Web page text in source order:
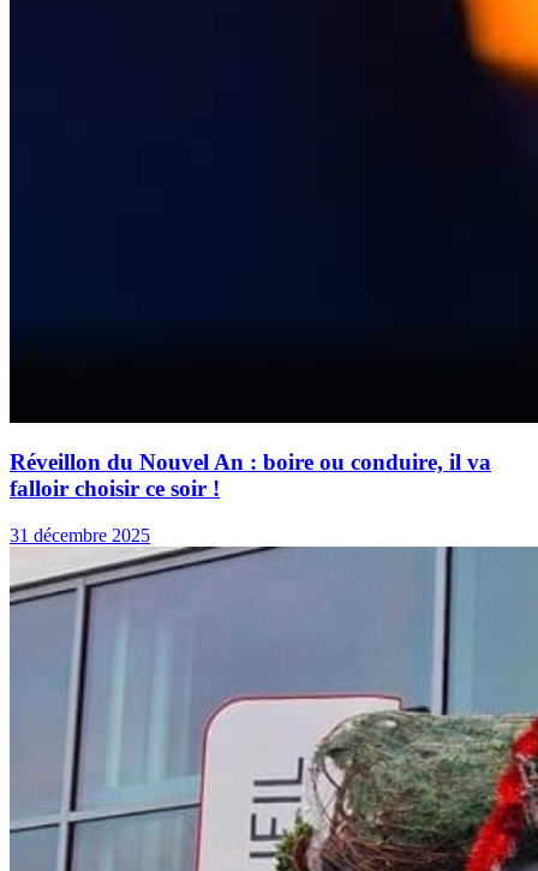
Réveillon du Nouvel An : boire ou conduire, il va
falloir choisir ce soir !
31 décembre 2025